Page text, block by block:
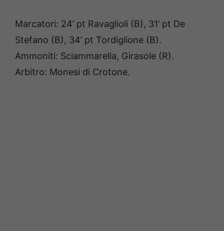
Marcatori: 24’ pt Ravaglioli (B), 31’ pt De
Stefano (B), 34’ pt Tordiglione (B).
Ammoniti: Sciammarella, Girasole (R).
Arbitro: Monesi di Crotone.